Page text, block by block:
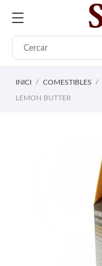
INICI COMESTIBLES
LEMON BUTTER